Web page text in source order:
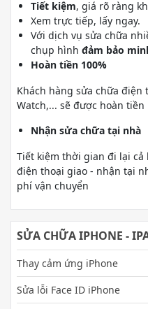
Tiết kiệm, giá rõ ràng
Xem trực tiếp, lấy ngay.
Với dịch vụ sửa chữa
chụp hình đảm bảo
Hoàn tiền 100%
Khách hàng sửa chữa
Watch,... sẽ được hoàn
Nhận sửa chữa tại nhà
Tiết kiệm thời gian đi lại cả
điện thoại giao - nhận tại
phí vận chuyển
SỬA CHỮA IPHONE -
Thay cảm ứng iPhone
Sửa lỗi Face ID iPhone